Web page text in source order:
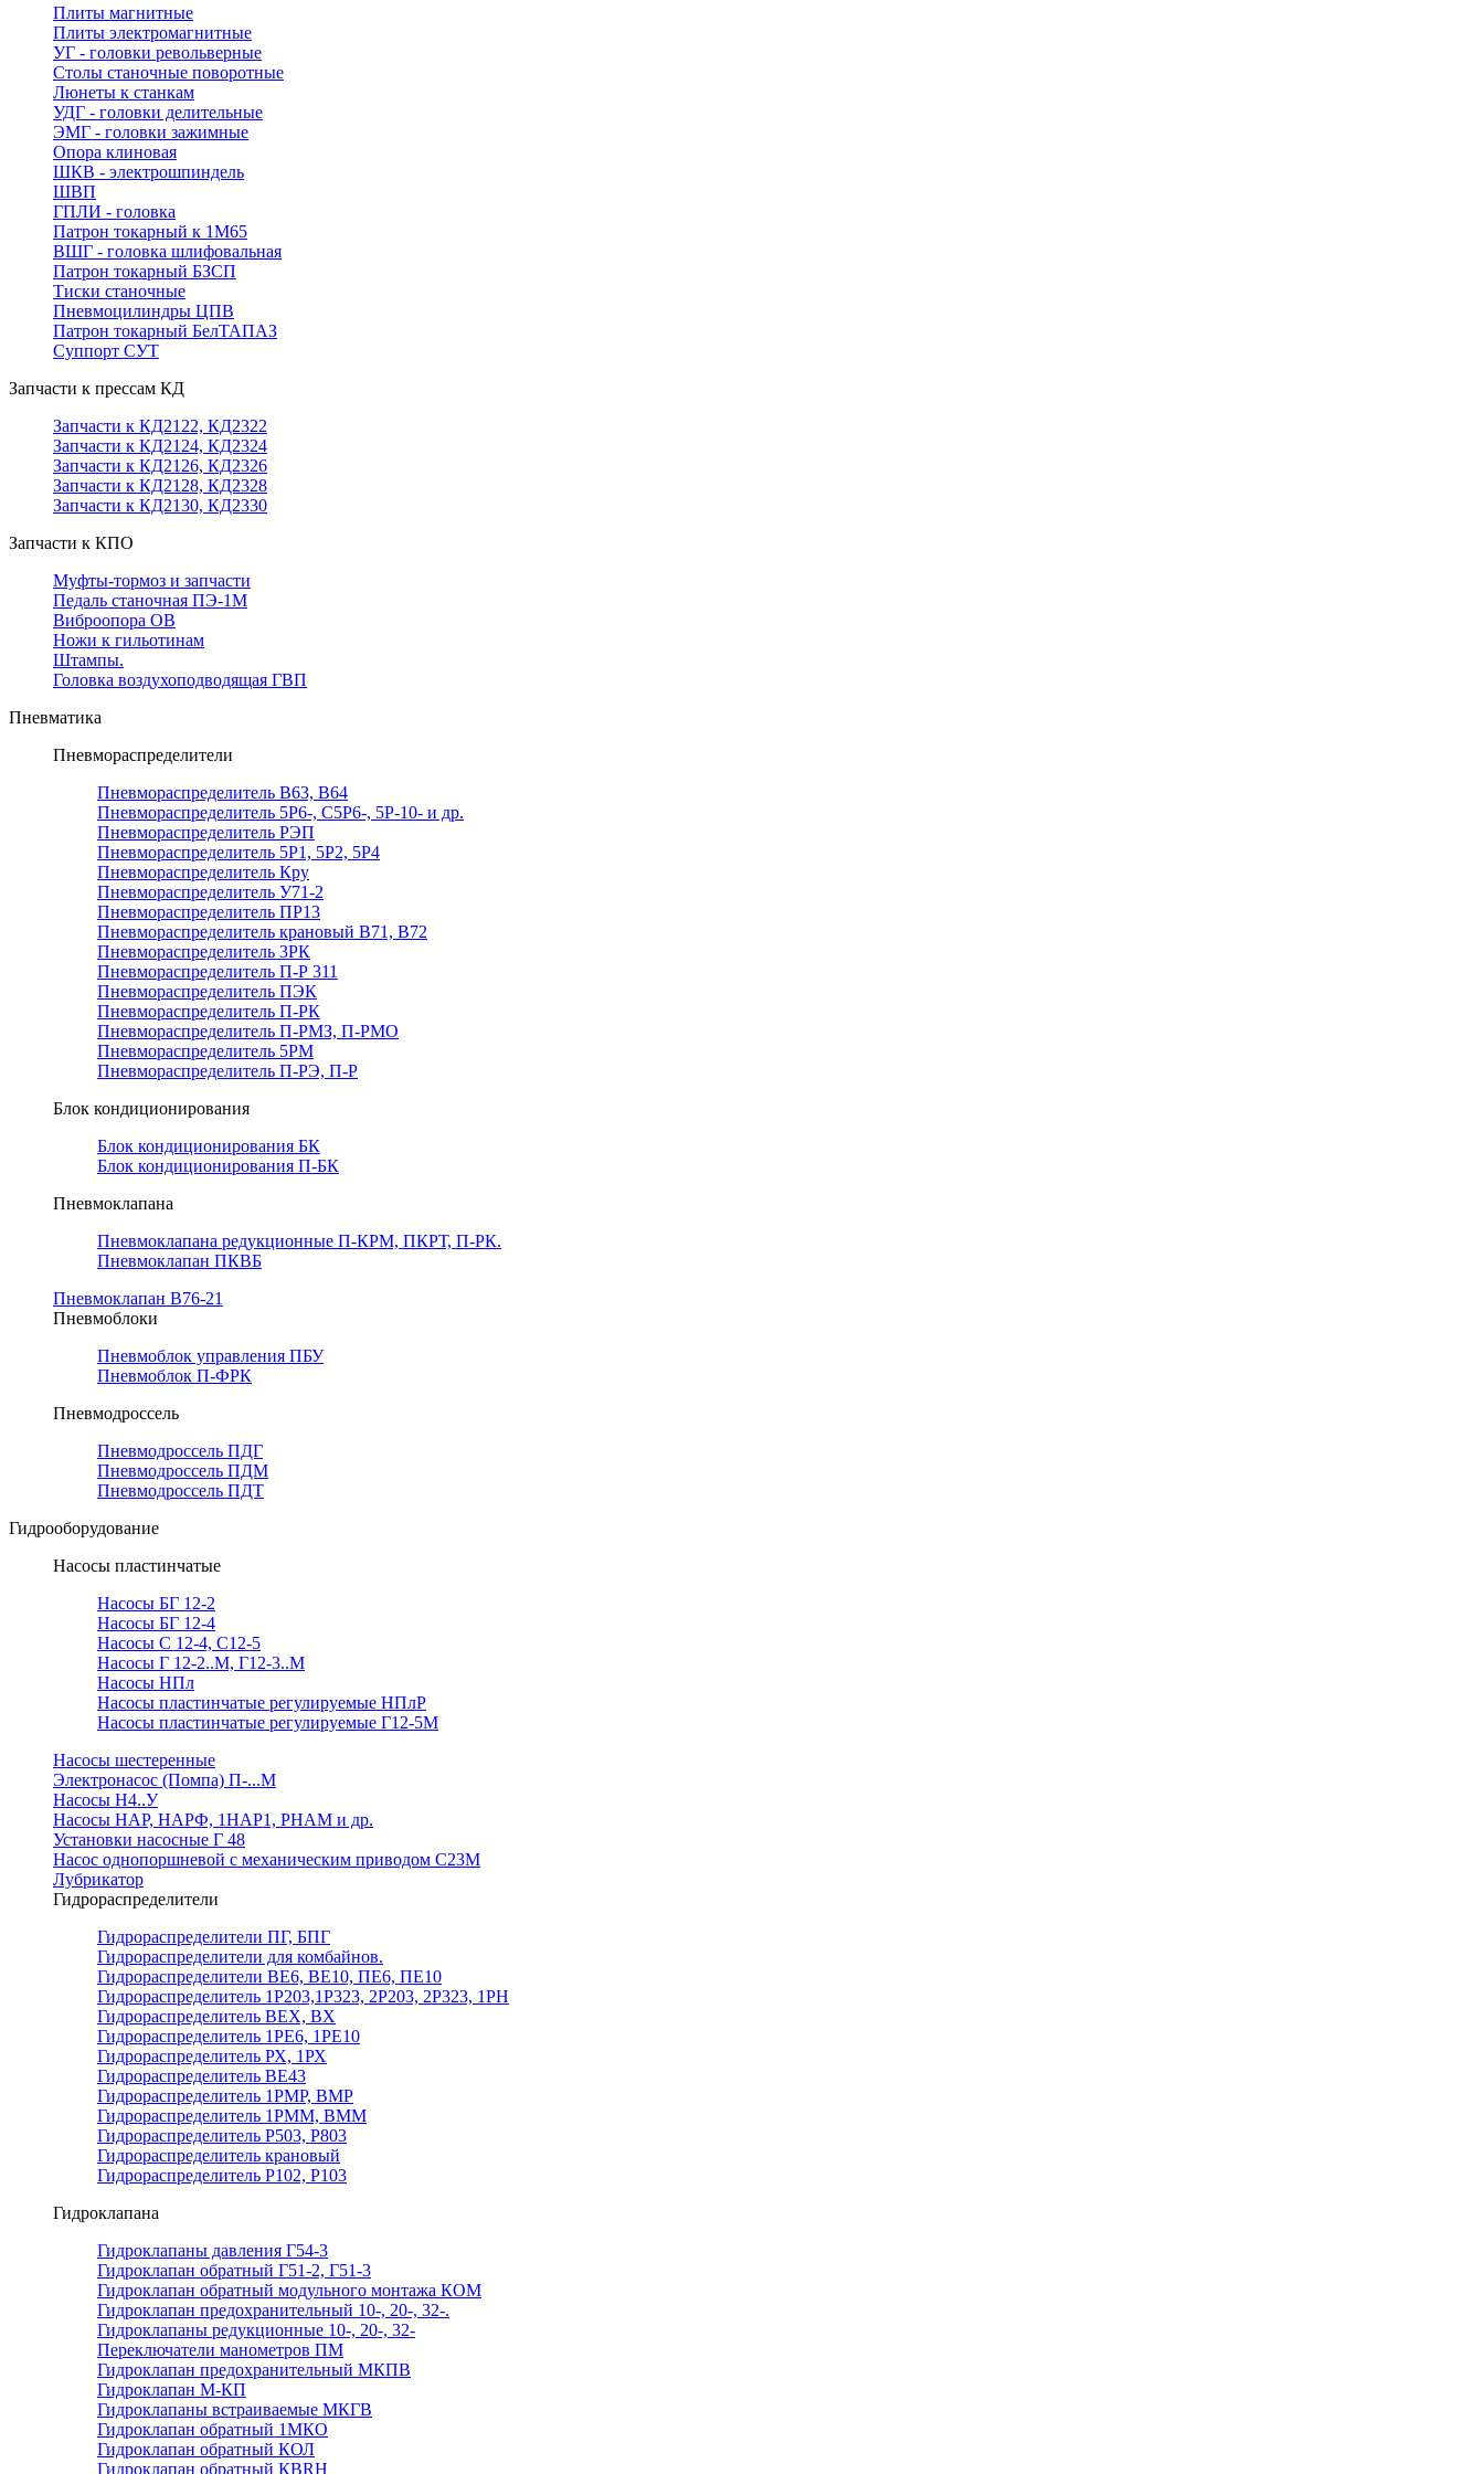
Плиты магнитные
Плиты электромагнитные
УГ - головки револьверные
Столы станочные поворотные
Люнеты к станкам
УДГ - головки делительные
ЭМГ - головки зажимные
Опора клиновая
ШКВ - электрошпиндель
ШВП
ГПЛИ - головка
Патрон токарный к 1М65
ВШГ - головка шлифовальная
Патрон токарный БЗСП
Тиски станочные
Пневмоцилиндры ЦПВ
Патрон токарный БелТАПАЗ
Суппорт СУТ
Запчасти к прессам КД
Запчасти к КД2122, КД2322
Запчасти к КД2124, КД2324
Запчасти к КД2126, КД2326
Запчасти к КД2128, КД2328
Запчасти к КД2130, КД2330
Запчасти к КПО
Муфты-тормоз и запчасти
Педаль станочная ПЭ-1М
Виброопора ОВ
Ножи к гильотинам
Штампы.
Головка воздухоподводящая ГВП
Пневматика
Пневмораспределители
Пневмораспределитель В63, В64
Пневмораспределитель 5Р6-, С5Р6-, 5Р-10- и др.
Пневмораспределитель РЭП
Пневмораспределитель 5Р1, 5Р2, 5Р4
Пневмораспределитель Кру
Пневмораспределитель У71-2
Пневмораспределитель ПР13
Пневмораспределитель крановый В71, В72
Пневмораспределитель 3РК
Пневмораспределитель П-Р 311
Пневмораспределитель ПЭК
Пневмораспределитель П-РК
Пневмораспределитель П-РМЗ, П-РМО
Пневмораспределитель 5РМ
Пневмораспределитель П-РЭ, П-Р
Блок кондиционирования
Блок кондиционирования БК
Блок кондиционирования П-БК
Пневмоклапана
Пневмоклапана редукционные П-КРМ, ПКРТ, П-РК.
Пневмоклапан ПКВБ
Пневмоклапан В76-21
Пневмоблоки
Пневмоблок управления ПБУ
Пневмоблок П-ФРК
Пневмодроссель
Пневмодроссель ПДГ
Пневмодроссель ПДМ
Пневмодроссель ПДТ
Гидрооборудование
Насосы пластинчатые
Насосы БГ 12-2
Насосы БГ 12-4
Насосы С 12-4, С12-5
Насосы Г 12-2..М, Г12-3..М
Насосы НПл
Насосы пластинчатые регулируемые НПлР
Насосы пластинчатые регулируемые Г12-5М
Насосы шестеренные
Электронасос (Помпа) П-...М
Насосы Н4..У
Насосы НАР, НАРФ, 1НАР1, РНАМ и др.
Установки насосные Г 48
Насос однопоршневой с механическим приводом С23М
Лубрикатор
Гидрораспределители
Гидрораспределители ПГ, БПГ
Гидрораспределители для комбайнов.
Гидрораспределители ВЕ6, ВЕ10, ПЕ6, ПЕ10
Гидрораспределитель 1Р203,1Р323, 2Р203, 2Р323, 1РН
Гидрораспределитель ВЕХ, ВХ
Гидрораспределитель 1РЕ6, 1РЕ10
Гидрораспределитель РХ, 1РХ
Гидрораспределитель ВЕ43
Гидрораспределитель 1РМР, ВМР
Гидрораспределитель 1РММ, ВММ
Гидрораспределитель Р503, Р803
Гидрораспределитель крановый
Гидрораспределитель Р102, Р103
Гидроклапана
Гидроклапаны давления Г54-3
Гидроклапан обратный Г51-2, Г51-3
Гидроклапан обратный модульного монтажа КОМ
Гидроклапан предохранительный 10-, 20-, 32-.
Гидроклапаны редукционные 10-, 20-, 32-
Переключатели манометров ПМ
Гидроклапан предохранительный МКПВ
Гидроклапан М-КП
Гидроклапаны встраиваемые МКГВ
Гидроклапан обратный 1МКО
Гидроклапан обратный КОЛ
Гидроклапан обратный КВRН